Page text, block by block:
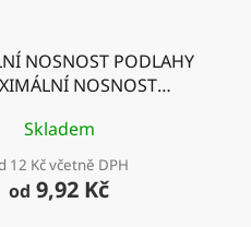
NOSNOST PODLAHY
NOSNOST
Skladem
12 Kč včetně DPH
od 9,92 Kč